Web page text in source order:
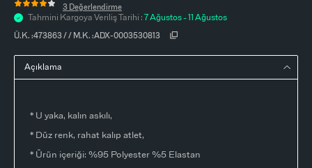
Açıklama
* U yaka, kalın askılı,
* Düz renk, rahat kalıp atlet,
* Ürün içeriği: %95 Polyester %5 Elastan
Ü.K. :473863/ / M.K. :ADX-0003530813
3 Değerlendirme
Tahmini Kargoya Veriliş Tarihi : 7 Ağustos - 11 Ağustos